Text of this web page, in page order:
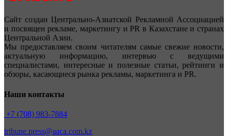
Сайт создан Центрально-Азиатской Рекламной Ассоциацией
и посвящен рекламе, маркетингу и PR в Казахстане и странах
Центральной Азии.
Мы предоставляем своим читателям самые свежие новости,
актуальную информацию, интервью с ведущими
специалистами, интересные и полезные статьи, рейтинги и
обзоры, касающиеся рынка рекламы, маркетинга и PR.
Наши контакты
+7 (708) 983-7884
tribune.press@aaca.com.kz